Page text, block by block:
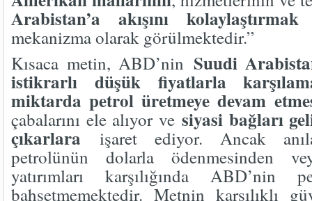
Arabistan’a akışını kolaylaştırmak
mekanizma olarak görülmektedir.”
Kısaca metin, ABD’nin Suudi
istikrarlı düşük fiyatlarla
miktarda petrol üretmeye devam
çabalarını ele alıyor vesiyasi bağları
çıkarlara işaret ediyor. Ancak
petrolünün dolarla ödenmesinden
yatırımları karşılığında ABD’nin
bahsetmemektedir. Metnin karşılıklı